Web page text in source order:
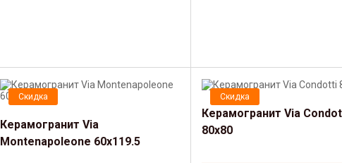
Скидка
Керамогранит Via
Montenapoleone 60х119.5
Скидка
Керамогранит Via
80х80